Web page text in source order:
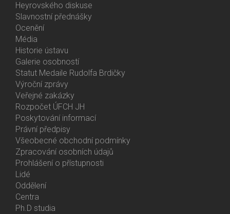
Heyrovského diskuse
Slavnostní přednášky
Ocenění
Média
Historie ústavu
Galerie osobností
Statut Medaile Rudolfa Brdičky
Bottom
Menu
About
Us
Výroční zprávy
Veřejné zakázky
Rozpočet ÚFCH JH
Poskytování informací
Právní předpisy
Všeobecné obchodní podmínky
Zpracování osobních údajů
Prohlášení o přístupnosti
Bottom
Menu
Contacts
Lidé
Oddělení
Centra
Ph.D studia